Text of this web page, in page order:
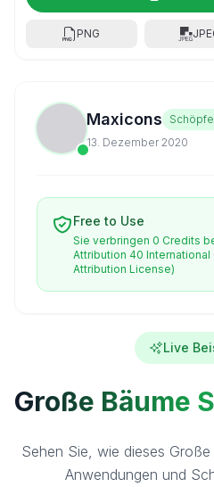
PNG
Maxicons
13. Dezember 2020
Free to Use
Sie verbringen 0 Credits
Attribution 40 International
Attribution License)
Live
Große Bäume
Sehen Sie, wie dieses
Anwendungen und